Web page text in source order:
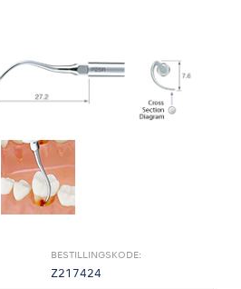
BESTILLINGSKODE:
Z217424